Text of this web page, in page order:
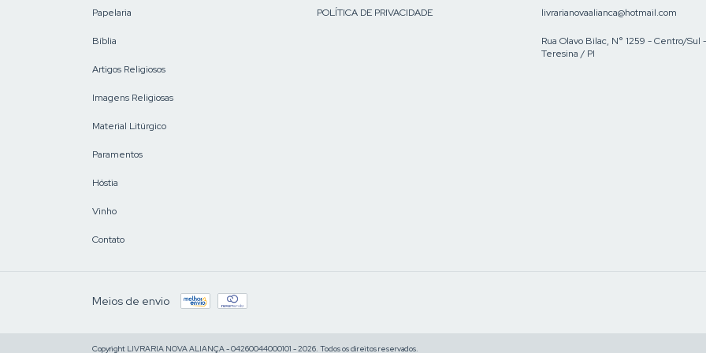
Papelaria
Bíblia
Artigos Religiosos
Imagens Religiosas
Material Litúrgico
Paramentos
Hóstia
Vinho
Contato
POLÍTICA DE PRIVACIDADE livrarianovaalianca@hotmail.com
Rua Olavo Bilac, N° 1259 - Centro/Sul -
Teresina / PI
Meios de envio
Copyright LIVRARIA NOVA ALIANÇA - 04260044000101 - 2026. Todos os direitos reservados.